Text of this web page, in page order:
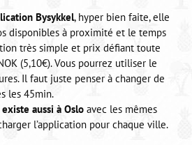
Bysykkel, hyper bien faite, elle
disponibles à proximité et le temps
très simple et prix défiant toute
(5,10€). Vous pourrez utiliser le
Il faut juste penser à changer de
les 45min.
aussi à Oslo avec les mêmes
l’application pour chaque ville.